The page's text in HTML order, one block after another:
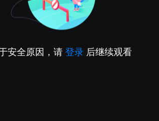
安全原因，请 登录 后继续观看